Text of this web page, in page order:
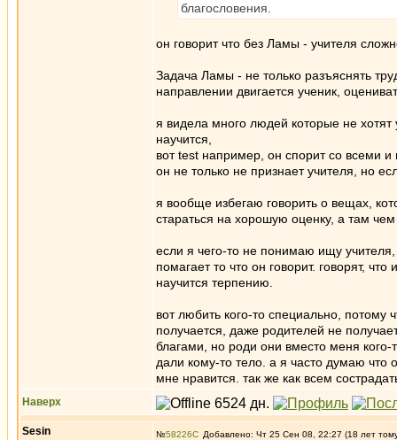
благословения.
он говорит что без Ламы - учителя
Задача Ламы - не только разъяснять
направлении двигается ученик,
я видела много людей которые не хотят
научится,
вот test например, он спорит со всеми и
он не только не признает учителя, но
я вообще избегаю говорить о вещах,
стараться на хорошую оценку, а там
если я чего-то не понимаю ищу
помагает то что он говорит. говорят,
научится терпению.
вот любить кого-то специально,
получается, даже родителей не
благами, но роди они вместо меня кого-
дали кому-то тело. а я часто думаю
мне нравится. так же как всем
Наверх
Sesin №58226 Добавлено: Чт 25 Сен 08, 22:27 (18 лет